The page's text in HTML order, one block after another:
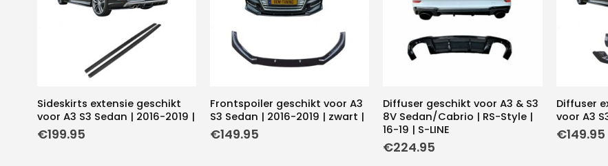
Sideskirts extensie geschikt
voor A3 S3 Sedan | 2016-2019 |
€199.95
Frontspoiler geschikt voor A3
S3 Sedan | 2016-2019 | zwart |
€149.95
Diffuser geschikt voor A3 & S3
8V Sedan/Cabrio | RS-Style |
16-19 | S-LINE
€224.95
Diffuser
voor A3
€149.95